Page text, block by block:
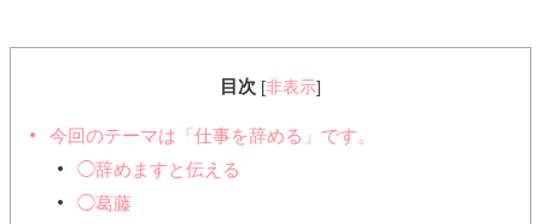
目次 [非表示]
今回のテーマは「仕事を辞める」です。
◯辞めますと伝える
◯葛藤